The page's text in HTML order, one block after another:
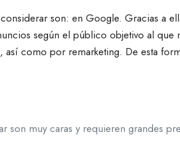
son: en Google. Gracias a
según el público objetivo al
como por remarketing. De esta
son muy caras y requieren grandes